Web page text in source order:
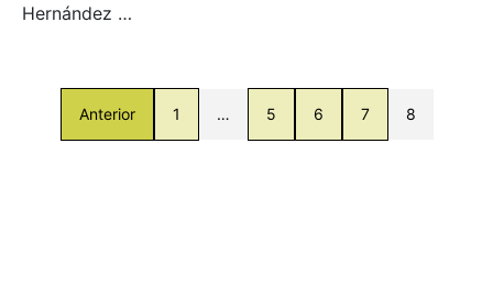
Hernández …
Anterior 1 … 5 6 7 8